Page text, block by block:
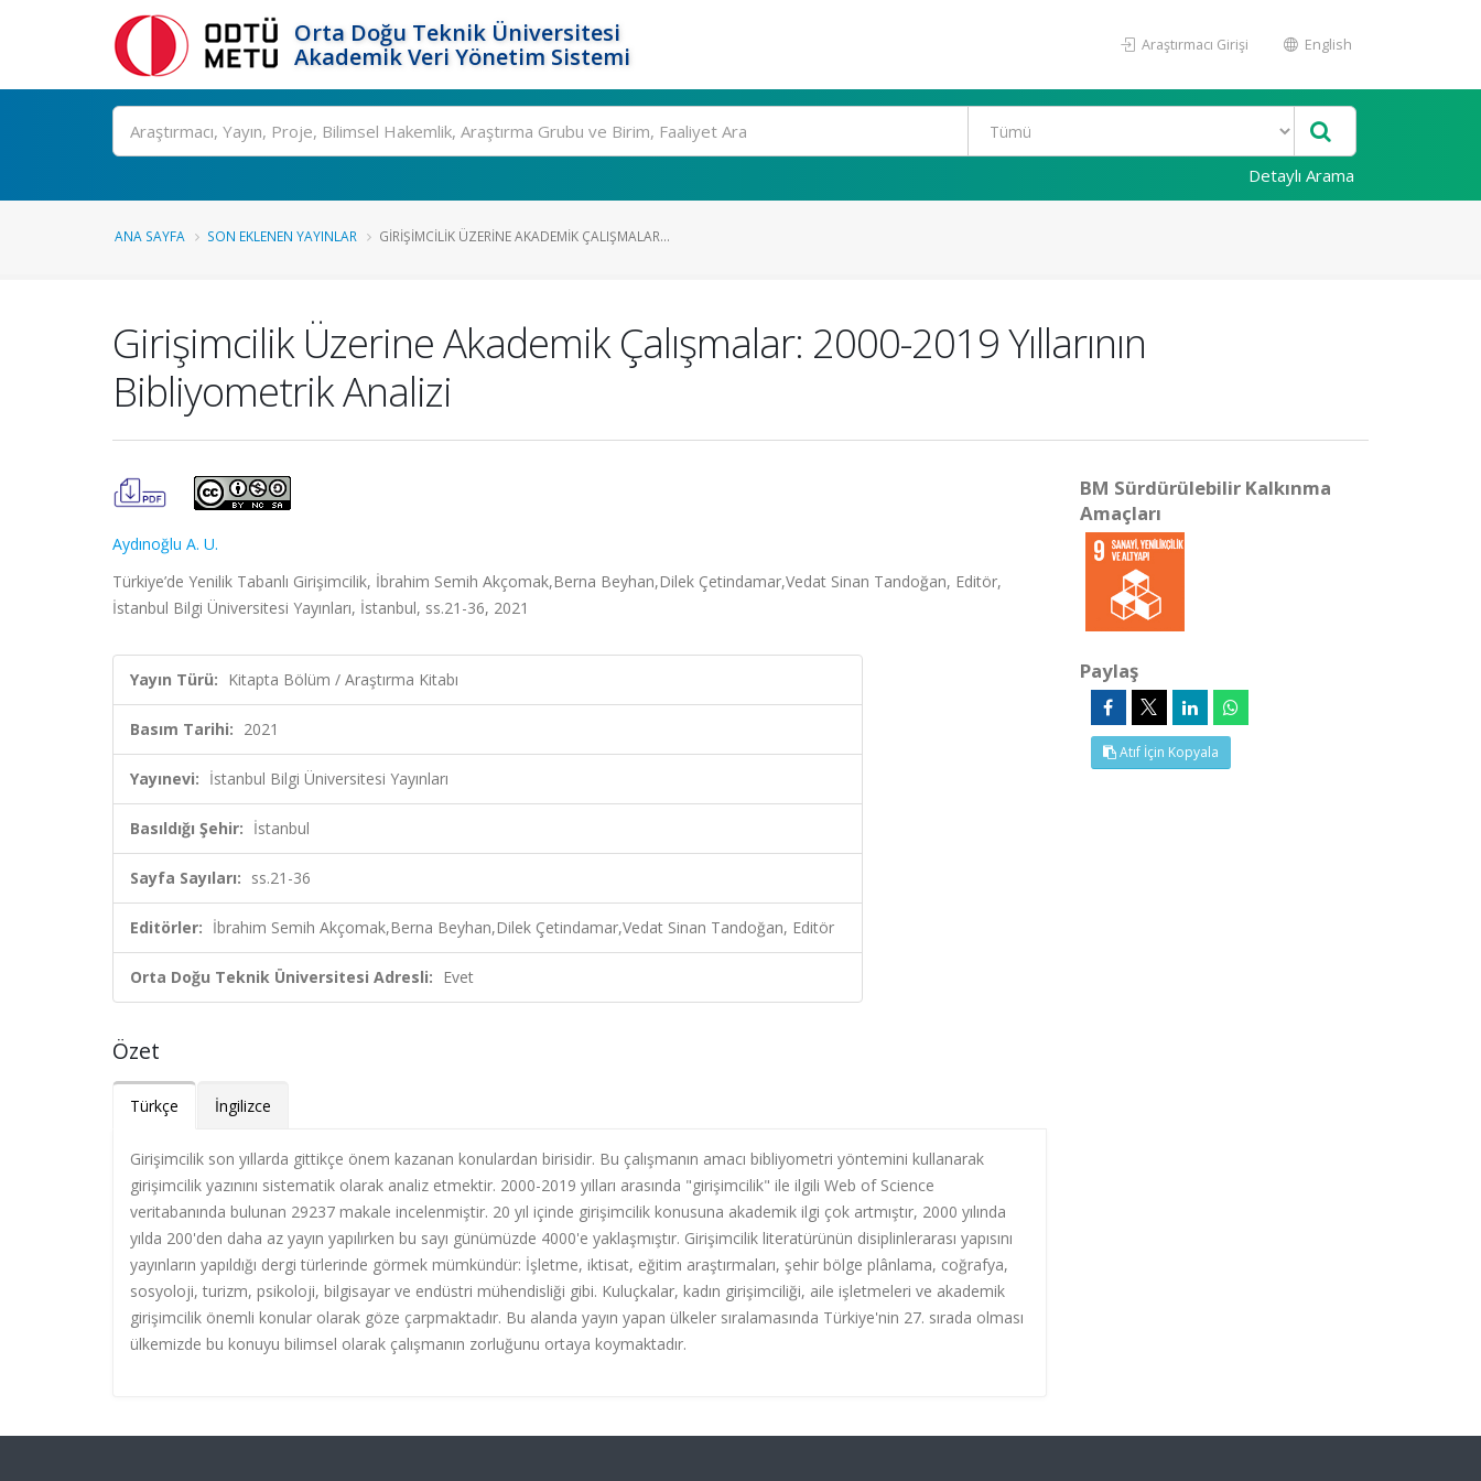
Orta Doğu Teknik Üniversitesi
Akademik Veri Yönetim Sistemi
Araştırmacı Girişi English
Ara
Detaylı Arama
ANA SAYFA SON EKLENEN YAYINLAR GIRIŞIMCILIK ÜZERINE AKADEMIK ÇALIŞMALAR...
Girişimcilik Üzerine Akademik Çalışmalar: 2000-2019 Yıllarının
Bibliyometrik Analizi
Aydınoğlu A. U.
Türkiye’de Yenilik Tabanlı Girişimcilik, İbrahim Semih Akçomak,Berna Beyhan,Dilek Çetindamar,Vedat Sinan Tandoğan, Editör,
İstanbul Bilgi Üniversitesi Yayınları, İstanbul, ss.21-36, 2021
Yayın Türü: Kitapta Bölüm / Araştırma Kitabı
Basım Tarihi: 2021
Yayınevi: İstanbul Bilgi Üniversitesi Yayınları
Basıldığı Şehir: İstanbul
Sayfa Sayıları: ss.21-36
Editörler: İbrahim Semih Akçomak,Berna Beyhan,Dilek Çetindamar,Vedat Sinan Tandoğan, Editör
Orta Doğu Teknik Üniversitesi Adresli: Evet
Özet
Türkçe İngilizce
Girişimcilik son yıllarda gittikçe önem kazanan konulardan birisidir. Bu çalışmanın amacı bibliyometri yöntemini kullanarak
girişimcilik yazınını sistematik olarak analiz etmektir. 2000-2019 yılları arasında "girişimcilik" ile ilgili Web of Science
veritabanında bulunan 29237 makale incelenmiştir. 20 yıl içinde girişimcilik konusuna akademik ilgi çok artmıştır, 2000 yılında
yılda 200'den daha az yayın yapılırken bu sayı günümüzde 4000'e yaklaşmıştır. Girişimcilik literatürünün disiplinlerarası yapısını
yayınların yapıldığı dergi türlerinde görmek mümkündür: İşletme, iktisat, eğitim araştırmaları, şehir bölge plânlama, coğrafya,
sosyoloji, turizm, psikoloji, bilgisayar ve endüstri mühendisliği gibi. Kuluçkalar, kadın girişimciliği, aile işletmeleri ve akademik
girişimcilik önemli konular olarak göze çarpmaktadır. Bu alanda yayın yapan ülkeler sıralamasında Türkiye'nin 27. sırada olması
ülkemizde bu konuyu bilimsel olarak çalışmanın zorluğunu ortaya koymaktadır.
BM Sürdürülebilir Kalkınma
Amaçları
Paylaş
Atıf İçin Kopyala